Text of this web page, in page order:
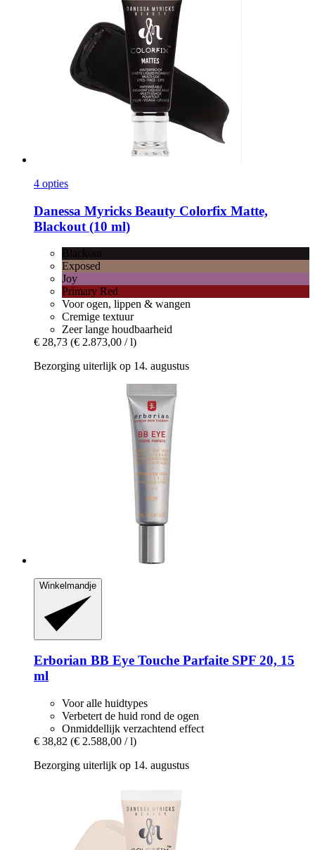
4 opties
Danessa Myricks Beauty Colorfix Matte,
Blackout (10 ml)
Blackout
Exposed
Joy
Primary Red
Voor ogen, lippen & wangen
Cremige textuur
Zeer lange houdbaarheid
€ 28,73 (€ 2.873,00 / l)
Bezorging uiterlijk op 14. augustus
Winkelmandje
Erborian BB Eye Touche Parfaite SPF 20, 15
ml
Voor alle huidtypes
Verbetert de huid rond de ogen
Onmiddellijk verzachtend effect
€ 38,82 (€ 2.588,00 / l)
Bezorging uiterlijk op 14. augustus